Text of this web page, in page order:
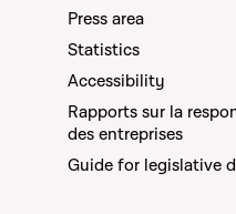
Press area
Statistics
Accessibility
Rapports sur la
des entreprises
Guide for legislative